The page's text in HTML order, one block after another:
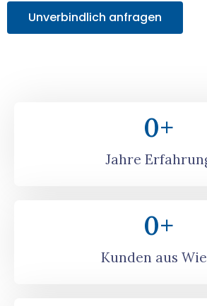
Unverbindlich anfragen
Jahre
0+
Kunden aus
0+